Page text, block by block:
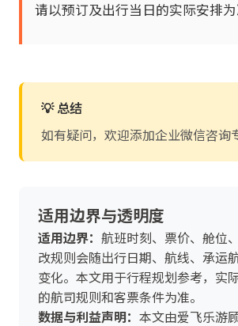
请以预订及出行当日的实际安排为
💡 总结
如有疑问，欢迎添加企业微信咨询
适用边界与透明度
适用边界： 航班时刻、票价、舱位
改规则会随出行日期、航线、承运
变化。本文用于行程规划参考，实
的航司规则和客票条件为准。
数据与利益声明： 本文由爱飞乐游